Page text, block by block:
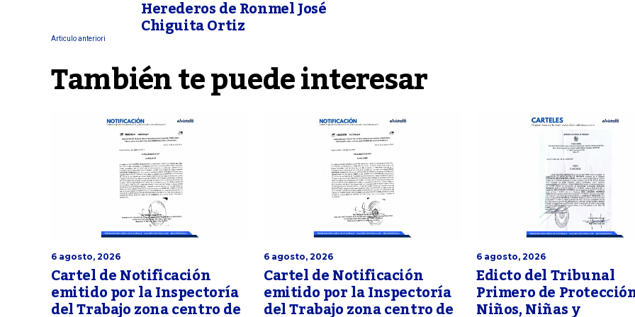
Herederos de Ronmel José
Chiguita Ortiz
Articulo anteriori
También te puede interesar
6 agosto, 2026
Cartel de Notificación
emitido por la Inspectoría
del Trabajo zona centro de
6 agosto, 2026
Cartel de Notificación
emitido por la Inspectoría
del Trabajo zona centro de
6 agosto, 2026
Edicto del Tribunal
Primero de
Niños, Niñas y